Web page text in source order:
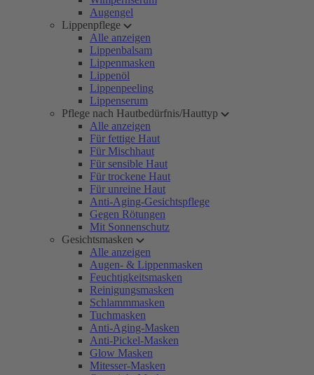
Augengel
Lippenpflege
Alle anzeigen
Lippenbalsam
Lippenmasken
Lippenöl
Lippenpeeling
Lippenserum
Pflege nach Hautbedürfnis/Hauttyp
Alle anzeigen
Für fettige Haut
Für Mischhaut
Für sensible Haut
Für trockene Haut
Für unreine Haut
Anti-Aging-Gesichtspflege
Gegen Rötungen
Mit Sonnenschutz
Gesichtsmasken
Alle anzeigen
Augen- & Lippenmasken
Feuchtigkeitsmasken
Reinigungsmasken
Schlammmasken
Tuchmasken
Anti-Aging-Masken
Anti-Pickel-Masken
Glow Masken
Mitesser-Masken